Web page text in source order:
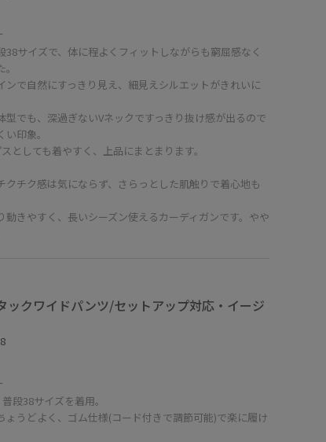
38サイズで、体に程よくフィットしながらも窮屈感なく
ンで自然にすっきり見え、細見えシルエットがきれいに
型でも、深過ぎないVネックですっきり抜け感が出るので
印象。
としても着やすく、上品にまとまります。
クチク感は気にならず、さらっとした肌触りで着心地も
動きやすく、長いシーズン使えるカーディガンです。やや
ックワイドパンツ/セットアップ対応・イージ
段38サイズを着用。
ょうどよく、ゴム仕様(コード付きで調節可能)で楽に履け